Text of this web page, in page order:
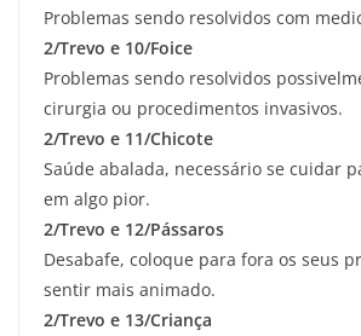
Problemas sendo resolvidos com
2/Trevo e 10/Foice
Problemas sendo resolvidos
cirurgia ou procedimentos invasivos.
2/Trevo e 11/Chicote
Saúde abalada, necessário se cuidar
em algo pior.
2/Trevo e 12/Pássaros
Desabafe, coloque para fora os seus
sentir mais animado.
2/Trevo e 13/Criança